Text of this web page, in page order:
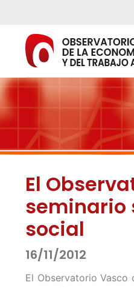
contenido
El
seminario
social
16/11/2012
El Observatorio Vasco